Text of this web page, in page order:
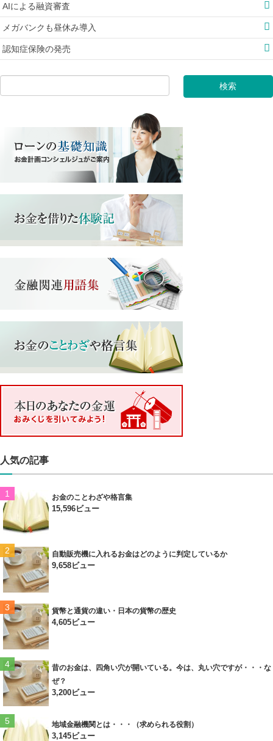
AIによる融資審査
メガバンクも昼休み導入
認知症保険の発売
人気の記事
お金のことわざや格言集
15,596ビュー
自動販売機に入れるお金はどのように判定しているか
9,658ビュー
貨幣と通貨の違い・日本の貨幣の歴史
4,605ビュー
昔のお金は、四角い穴が開いている。今は、丸い穴ですが・・・な
ぜ？
3,200ビュー
地域金融機関とは・・・（求められる役割）
3,145ビュー